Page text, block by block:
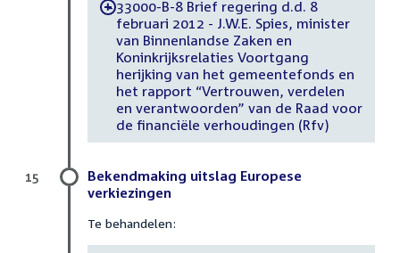
-33000-B-8 Brief regering d.d. 8
februari 2012 - J.W.E. Spies, minister
van Binnenlandse Zaken en
Koninkrijksrelaties Voortgang
herijking van het gemeentefonds en
het rapport “Vertrouwen, verdelen
en verantwoorden” van de Raad voor
de financiële verhoudingen (Rfv)
Bekendmaking uitslag Europese
verkiezingen
Te behandelen:
15